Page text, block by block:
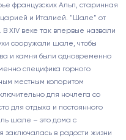
французских Альп, старинная
и Италией. "Шале" от
XIV веке так впервые назвали
сооружали шале, чтобы
и камня были одновременно
специфика горного
местным колоритом
для ночлега со
для отдыха и постоянного
шале – это дома с
заключалась в радости жизни